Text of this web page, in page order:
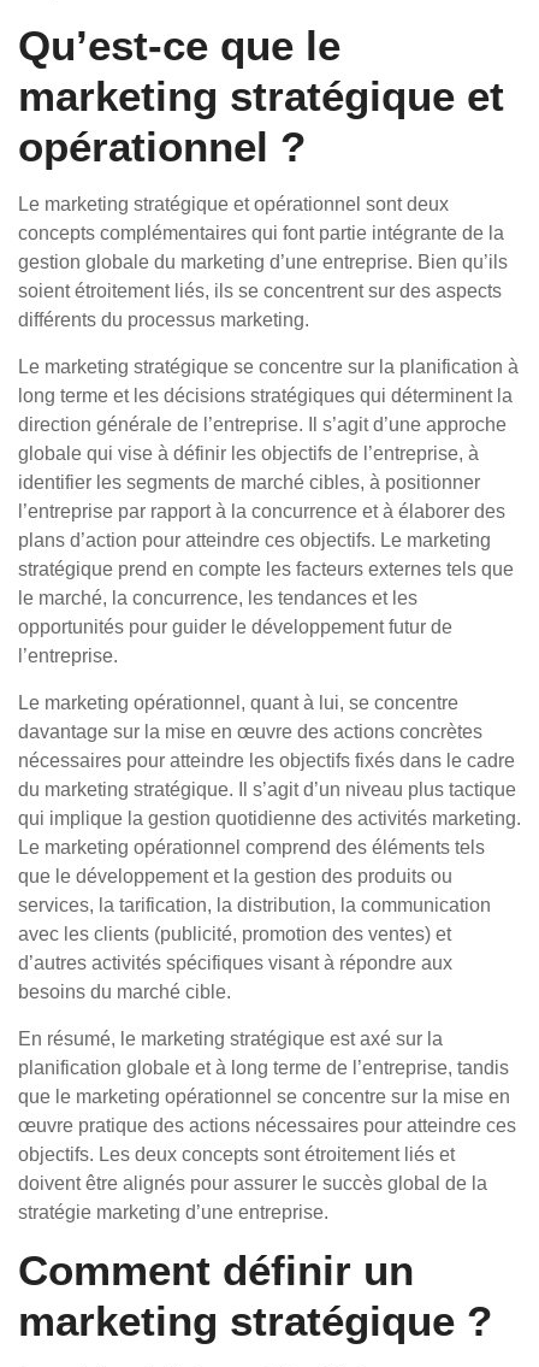
Qu’est-ce que le
marketing stratégique et
opérationnel ?
Le marketing stratégique et opérationnel sont deux
concepts complémentaires qui font partie intégrante de la
gestion globale du marketing d’une entreprise. Bien qu’ils
soient étroitement liés, ils se concentrent sur des aspects
différents du processus marketing.
Le marketing stratégique se concentre sur la planification à
long terme et les décisions stratégiques qui déterminent la
direction générale de l’entreprise. Il s’agit d’une approche
globale qui vise à définir les objectifs de l’entreprise, à
identifier les segments de marché cibles, à positionner
l’entreprise par rapport à la concurrence et à élaborer des
plans d’action pour atteindre ces objectifs. Le marketing
stratégique prend en compte les facteurs externes tels que
le marché, la concurrence, les tendances et les
opportunités pour guider le développement futur de
l’entreprise.
Le marketing opérationnel, quant à lui, se concentre
davantage sur la mise en œuvre des actions concrètes
nécessaires pour atteindre les objectifs fixés dans le cadre
du marketing stratégique. Il s’agit d’un niveau plus tactique
qui implique la gestion quotidienne des activités marketing.
Le marketing opérationnel comprend des éléments tels
que le développement et la gestion des produits ou
services, la tarification, la distribution, la communication
avec les clients (publicité, promotion des ventes) et
d’autres activités spécifiques visant à répondre aux
besoins du marché cible.
En résumé, le marketing stratégique est axé sur la
planification globale et à long terme de l’entreprise, tandis
que le marketing opérationnel se concentre sur la mise en
œuvre pratique des actions nécessaires pour atteindre ces
objectifs. Les deux concepts sont étroitement liés et
doivent être alignés pour assurer le succès global de la
stratégie marketing d’une entreprise.
Comment définir un
marketing stratégique ?